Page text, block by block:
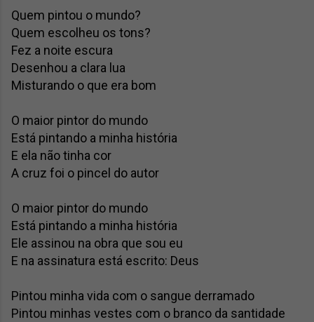
Quem pintou o mundo?
Quem escolheu os tons?
Fez a noite escura
Desenhou a clara lua
Misturando o que era bom
O maior pintor do mundo
Está pintando a minha história
E ela não tinha cor
A cruz foi o pincel do autor
O maior pintor do mundo
Está pintando a minha história
Ele assinou na obra que sou eu
E na assinatura está escrito: Deus
Pintou minha vida com o sangue derramado
Pintou minhas vestes com o branco da santidade